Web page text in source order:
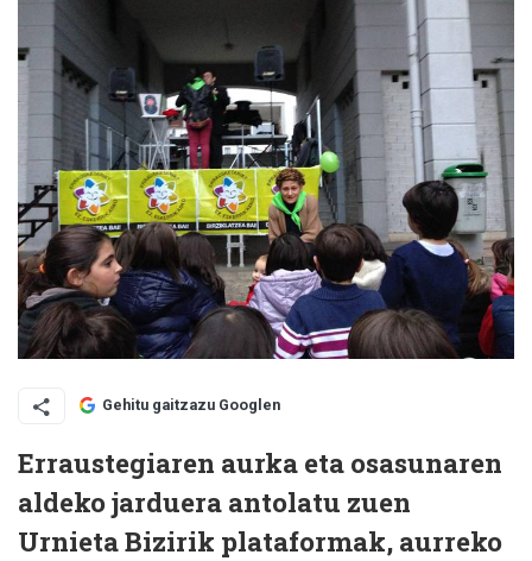
Gehitu gaitzazu Googlen
Erraustegiaren aurka eta osasunaren
aldeko jarduera antolatu zuen
Urnieta Bizirik plataformak, aurreko